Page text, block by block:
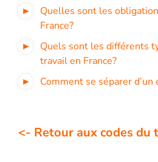
Quelles sont les
France?
Quels sont les différents
travail en France?
Comment se séparer d’un
<- Retour aux codes du